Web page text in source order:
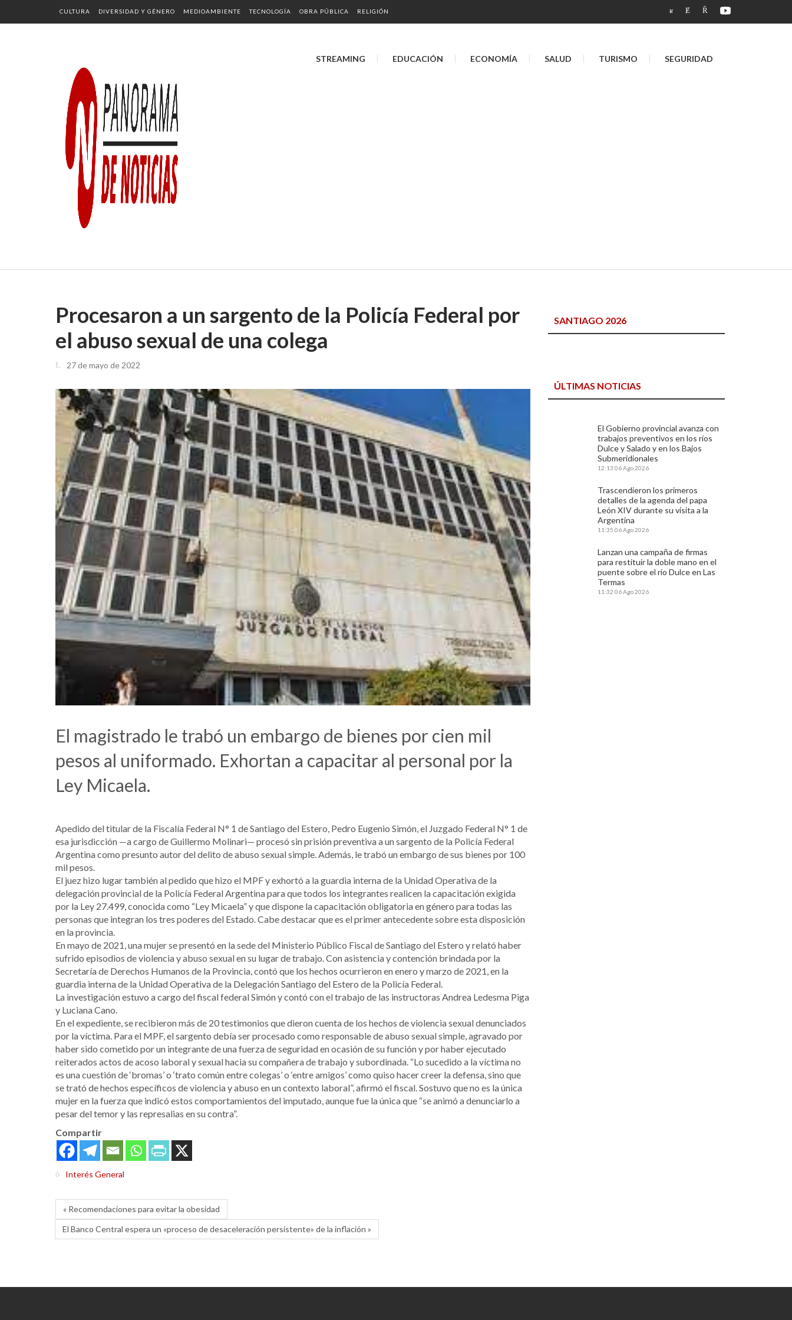
CULTURA DIVERSIDAD Y GÉNERO MEDIOAMBIENTE TECNOLOGÍA OBRA PÚBLICA RELIGIÓN
STREAMING EDUCACIÓN ECONOMÍA SALUD TURISMO SEGURIDAD
Procesaron a un sargento de la Policía Federal por
el abuso sexual de una colega
27 de mayo de 2022
El magistrado le trabó un embargo de bienes por cien mil
pesos al uniformado. Exhortan a capacitar al personal por la
Ley Micaela.
Apedido del titular de la Fiscalía Federal N° 1 de Santiago del Estero, Pedro Eugenio Simón, el Juzgado Federal N° 1 de
esa jurisdicción —a cargo de Guillermo Molinari— procesó sin prisión preventiva a un sargento de la Policía Federal
Argentina como presunto autor del delito de abuso sexual simple. Además, le trabó un embargo de sus bienes por 100
mil pesos.
El juez hizo lugar también al pedido que hizo el MPF y exhortó a la guardia interna de la Unidad Operativa de la
delegación provincial de la Policía Federal Argentina para que todos los integrantes realicen la capacitación exigida
por la Ley 27.499, conocida como “Ley Micaela” y que dispone la capacitación obligatoria en género para todas las
personas que integran los tres poderes del Estado. Cabe destacar que es el primer antecedente sobre esta disposición
en la provincia.
En mayo de 2021, una mujer se presentó en la sede del Ministerio Público Fiscal de Santiago del Estero y relató haber
sufrido episodios de violencia y abuso sexual en su lugar de trabajo. Con asistencia y contención brindada por la
Secretaría de Derechos Humanos de la Provincia, contó que los hechos ocurrieron en enero y marzo de 2021, en la
guardia interna de la Unidad Operativa de la Delegación Santiago del Estero de la Policía Federal.
La investigación estuvo a cargo del fiscal federal Simón y contó con el trabajo de las instructoras Andrea Ledesma Piga
y Luciana Cano.
En el expediente, se recibieron más de 20 testimonios que dieron cuenta de los hechos de violencia sexual denunciados
por la víctima. Para el MPF, el sargento debía ser procesado como responsable de abuso sexual simple, agravado por
haber sido cometido por un integrante de una fuerza de seguridad en ocasión de su función y por haber ejecutado
reiterados actos de acoso laboral y sexual hacia su compañera de trabajo y subordinada. “Lo sucedido a la víctima no
es una cuestión de ‘bromas’ o ‘trato común entre colegas’ o ‘entre amigos’ como quiso hacer creer la defensa, sino que
se trató de hechos específicos de violencia y abuso en un contexto laboral”, afirmó el fiscal. Sostuvo que no es la única
mujer en la fuerza que indicó estos comportamientos del imputado, aunque fue la única que “se animó a denunciarlo a
pesar del temor y las represalias en su contra”.
Compartir
Interés General
« Recomendaciones para evitar la obesidad
El Banco Central espera un «proceso de desaceleración persistente» de la inflación »
SANTIAGO 2026
ÚLTIMAS NOTICIAS
El Gobierno provincial avanza con
trabajos preventivos en los ríos
Dulce y Salado y en los Bajos
Submeridionales
12:13 06 Ago 2026
Trascendieron los primeros
detalles de la agenda del papa
León XIV durante su visita a la
Argentina
11:35 06 Ago 2026
Lanzan una campaña de firmas
para restituir la doble mano en el
puente sobre el río Dulce en Las
Termas
11:32 06 Ago 2026